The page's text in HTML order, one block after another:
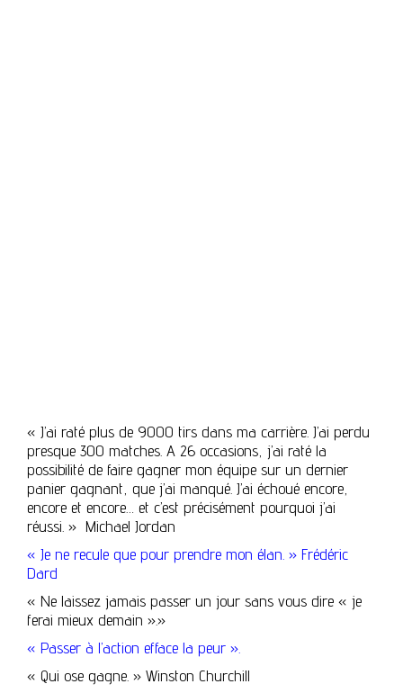
« J’ai raté plus de 9000 tirs dans ma carrière. J’ai perdu
presque 300 matches. A 26 occasions, j’ai raté la
possibilité de faire gagner mon équipe sur un dernier
panier gagnant, que j’ai manqué. J’ai échoué encore,
encore et encore… et c’est précisément pourquoi j’ai
réussi. » Michael Jordan
« Je ne recule que pour prendre mon élan. » Frédéric
Dard
« Ne laissez jamais passer un jour sans vous dire « je
ferai mieux demain ».»
« Passer à l’action efface la peur ».
« Qui ose gagne. » Winston Churchill